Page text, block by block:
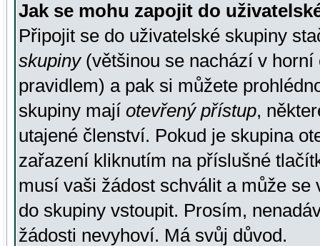
Jak se mohu zapojit do
Připojit se do uživatelské skupiny
skupiny(většinou se nachází v horní
pravidlem) a pak si můžete
skupiny mají otevřený přístup,
utajené členství. Pokud je skupina
zařazení kliknutím na příslušné
musí vaši žádost schválit a může se
do skupiny vstoupit. Prosím,
žádosti nevyhoví. Má svůj důvod.